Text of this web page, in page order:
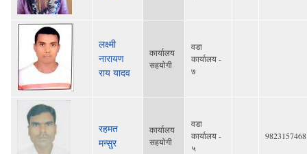
लक्ष्मी
नारायण
राय यादव
कार्यालय
सहयोगी
वडा
कार्यालय -
७
रहमत
मन्सुर
कार्यालय
सहयोगी
वडा
कार्यालय -
५
9823157468